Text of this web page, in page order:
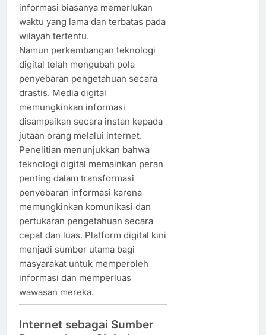
informasi biasanya memerlukan
waktu yang lama dan terbatas pada
wilayah tertentu.
Namun perkembangan teknologi
digital telah mengubah pola
penyebaran pengetahuan secara
drastis. Media digital
memungkinkan informasi
disampaikan secara instan kepada
jutaan orang melalui internet.
Penelitian menunjukkan bahwa
teknologi digital memainkan peran
penting dalam transformasi
penyebaran informasi karena
memungkinkan komunikasi dan
pertukaran pengetahuan secara
cepat dan luas. Platform digital kini
menjadi sumber utama bagi
masyarakat untuk memperoleh
informasi dan memperluas
wawasan mereka.
Internet sebagai Sumber